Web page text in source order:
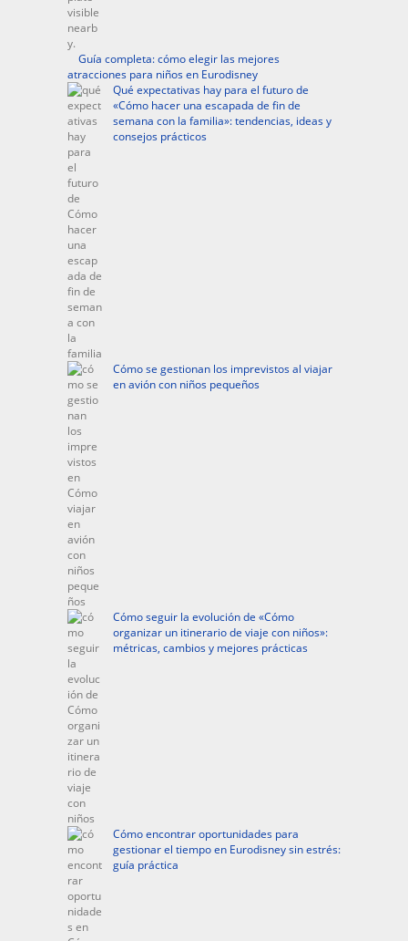
Guía completa: cómo elegir las mejores
atracciones para niños en Eurodisney
Qué expectativas hay para el futuro de
«Cómo hacer una escapada de fin de
semana con la familia»: tendencias, ideas y
consejos prácticos
Cómo se gestionan los imprevistos al viajar
en avión con niños pequeños
Cómo seguir la evolución de «Cómo
organizar un itinerario de viaje con niños»:
métricas, cambios y mejores prácticas
Cómo encontrar oportunidades para
gestionar el tiempo en Eurodisney sin estrés:
guía práctica